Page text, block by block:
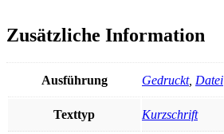
Zusätzliche Information
Ausführung Gedruckt, Datei
Texttyp Kurzschrift